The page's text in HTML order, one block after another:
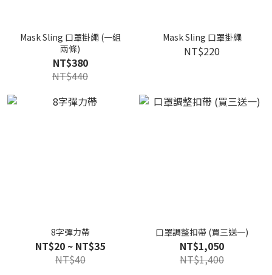
Mask Sling 口罩掛繩 (一組
兩條)
NT$380
NT$440
Mask Sling 口罩掛繩
NT$220
8字彈力帶
NT$20 ~ NT$35
NT$40
口罩調整扣帶 (買三送一)
NT$1,050
NT$1,400